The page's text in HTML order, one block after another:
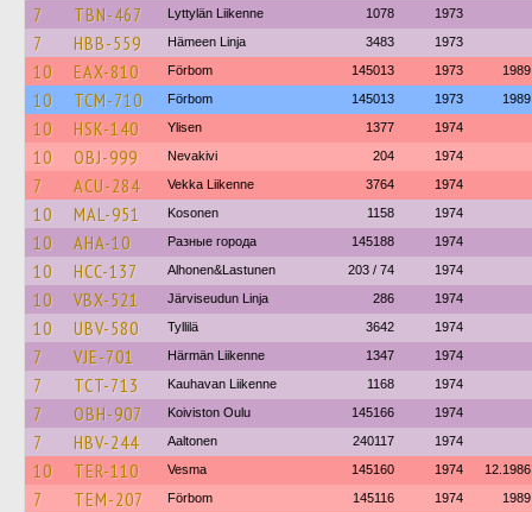
7 TBN-467 Lyttylän Liikenne 1078 1973
7 HBB-559 Hämeen Linja 3483 1973
10 EAX-810 Förbom 145013 1973 1989
10 TCM-710 Förbom 145013 1973 1989
10 HSK-140 Ylisen 1377 1974
10 OBJ-999 Nevakivi 204 1974
7 ACU-284 Vekka Liikenne 3764 1974
10 MAL-951 Kosonen 1158 1974
10 AHA-10 Разные города 145188 1974
10 HCC-137 Alhonen&Lastunen 203 / 74 1974
10 VBX-521 Järviseudun Linja 286 1974
10 UBV-580 Tyllilä 3642 1974
7 VJE-701 Härmän Liikenne 1347 1974
7 TCT-713 Kauhavan Liikenne 1168 1974
7 OBH-907 Koiviston Oulu 145166 1974
7 HBV-244 Aaltonen 240117 1974
10 TER-110 Vesma 145160 1974 12.1986
7 TEM-207 Förbom 145116 1974 1989